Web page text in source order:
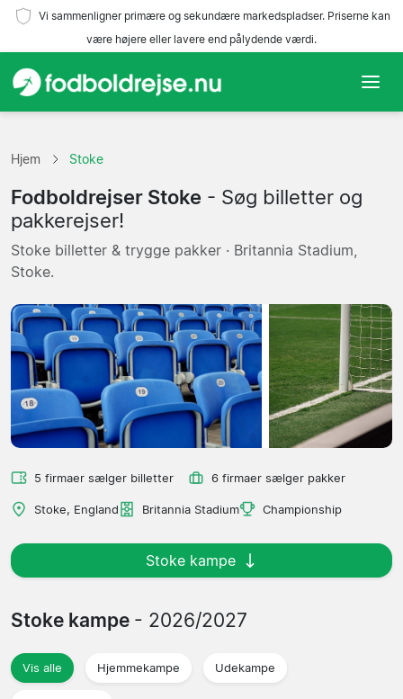
Vi sammenligner primære og sekundære markedspladser. Priserne kan
være højere eller lavere end pålydende værdi.
Hold
Ligaer
Rejsebureauer
Hjem Stoke
Fodboldrejser Stoke - Søg billetter og
pakkerejser!
Stoke billetter & trygge pakker · Britannia Stadium,
Stoke.
5 firmaer sælger billetter 6 firmaer sælger pakker
Stoke, England Britannia Stadium Championship
Stoke kampe
Stoke kampe - 2026/2027
Vis alle Hjemmekampe Udekampe